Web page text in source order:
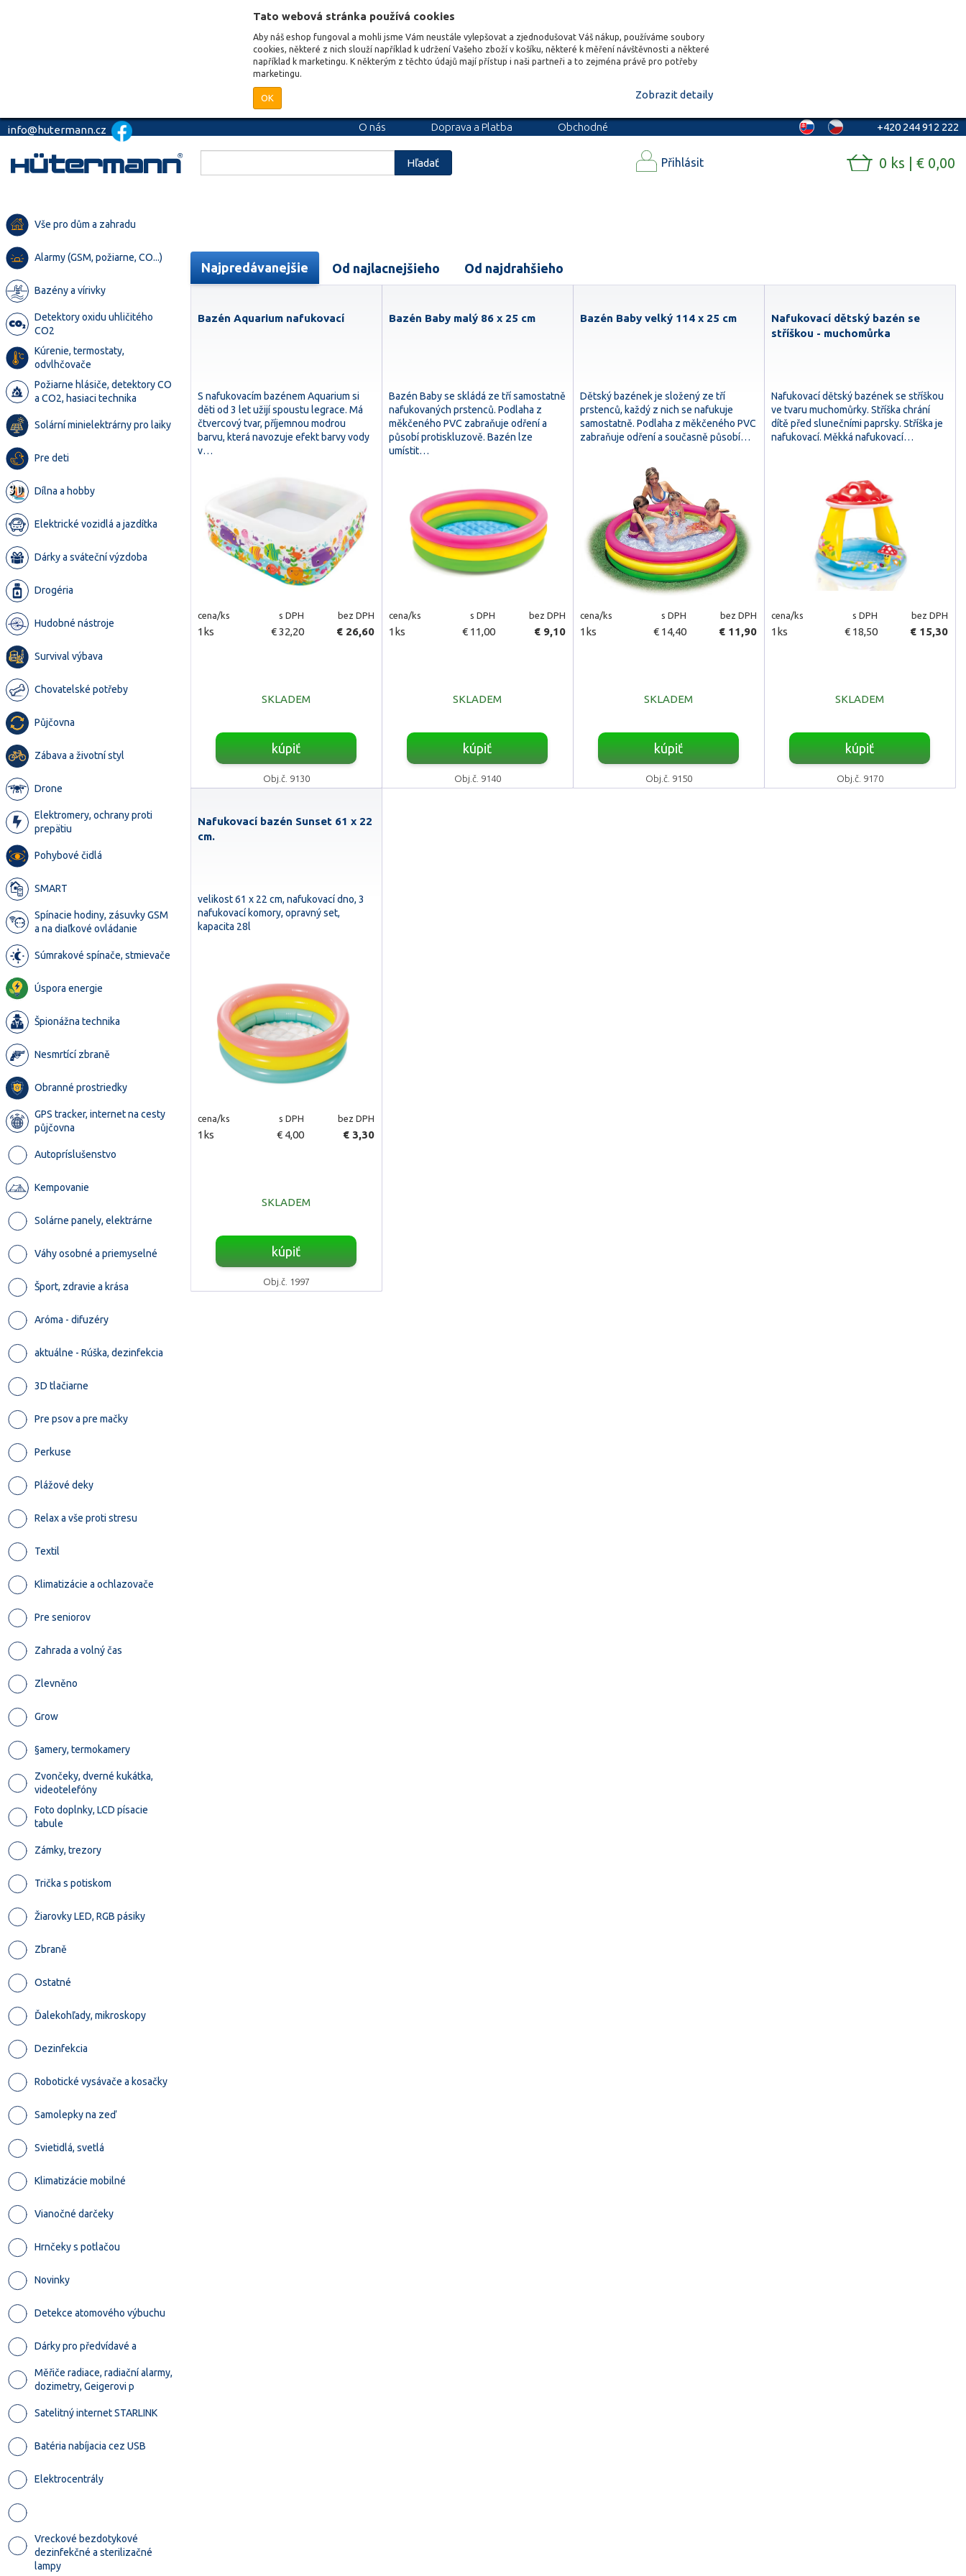
Tato webová stránka používá cookies
Aby náš eshop fungoval a mohli jsme Vám neustále vylepšovat a zjednodušovat Váš nákup, používáme soubory
cookies, některé z nich slouží například k udržení Vašeho zboží v košíku, některé k měření návštěvnosti a některé
například k marketingu. K některým z těchto údajů mají přístup i naši partneři a to zejména právě pro potřeby
marketingu.
OK Zobrazit detaily
info@hutermann.cz O nás Doprava a Platba
Obchodné
+420 244 912 222
Hľadať Přihlásit 0 ks | € 0,00
Vše pro dům a zahradu
Alarmy (GSM, požiarne, CO...)
Bazény a vírivky
Detektory oxidu uhličitého
CO2
Kúrenie, termostaty,
odvlhčovače
Požiarne hlásiče, detektory CO
a CO2, hasiaci technika
Solární minielektrárny pro laiky
Pre deti
Dílna a hobby
Elektrické vozidlá a jazdítka
Dárky a sváteční výzdoba
Drogéria
Hudobné nástroje
Survival výbava
Chovatelské potřeby
Půjčovna
Zábava a životní styl
Drone
Elektromery, ochrany proti
prepätiu
Pohybové čidlá
SMART
Spínacie hodiny, zásuvky GSM
a na diaľkové ovládanie
Súmrakové spínače, stmievače
Úspora energie
Špionážna technika
Nesmrtící zbraně
Obranné prostriedky
GPS tracker, internet na cesty
půjčovna
Autopríslušenstvo
Kempovanie
Solárne panely, elektrárne
Váhy osobné a priemyselné
Šport, zdravie a krása
Aróma - difuzéry
aktuálne - Rúška, dezinfekcia
3D tlačiarne
Pre psov a pre mačky
Perkuse
Plážové deky
Relax a vše proti stresu
Textil
Klimatizácie a ochlazovače
Pre seniorov
Zahrada a volný čas
Zlevněno
Grow
§amery, termokamery
Zvončeky, dverné kukátka,
videotelefóny
Foto doplnky, LCD písacie
tabule
Zámky, trezory
Trička s potiskom
Žiarovky LED, RGB pásiky
Zbraně
Ostatné
Ďalekohľady, mikroskopy
Dezinfekcia
Robotické vysávače a kosačky
Samolepky na zeď
Svietidlá, svetlá
Klimatizácie mobilné
Vianočné darčeky
Hrnčeky s potlačou
Novinky
Detekce atomového výbuchu
Dárky pro předvídavé a
Měřiče radiace, radiační alarmy,
dozimetry, Geigerovi p
Satelitný internet STARLINK
Batéria nabíjacia cez USB
Elektrocentrály
Vreckové bezdotykové
dezinfekčné a sterilizačné
lampy
Najpredávanejšie Od najlacnejšieho Od najdrahšieho
Bazén Aquarium nafukovací
S nafukovacím bazénem Aquarium si
děti od 3 let užijí spoustu legrace. Má
čtvercový tvar, příjemnou modrou
barvu, která navozuje efekt barvy vody
v…
cena/ks s DPH bez DPH
1ks € 32,20 € 26,60
SKLADEM
kúpiť
Obj.č. 9130
Bazén Baby malý 86 x 25 cm
Bazén Baby se skládá ze tří samostatně
nafukovaných prstenců. Podlaha z
měkčeného PVC zabraňuje odření a
působí protiskluzově. Bazén lze
umístit…
cena/ks s DPH bez DPH
1ks € 11,00 € 9,10
SKLADEM
kúpiť
Obj.č. 9140
Bazén Baby velký 114 x 25 cm
Dětský bazének je složený ze tří
prstenců, každý z nich se nafukuje
samostatně. Podlaha z měkčeného PVC
zabraňuje odření a současně působí…
cena/ks s DPH bez DPH
1ks € 14,40 € 11,90
SKLADEM
kúpiť
Obj.č. 9150
Nafukovací dětský bazén se
stříškou - muchomůrka
Nafukovací dětský bazének se stříškou
ve tvaru muchomůrky. Stříška chrání
dítě před slunečními paprsky. Stříška je
nafukovací. Měkká nafukovací…
cena/ks s DPH bez DPH
1ks € 18,50 € 15,30
SKLADEM
kúpiť
Obj.č. 9170
Nafukovací bazén Sunset 61 x 22
cm.
velikost 61 x 22 cm, nafukovací dno, 3
nafukovací komory, opravný set,
kapacita 28l
cena/ks s DPH bez DPH
1ks € 4,00 € 3,30
SKLADEM
kúpiť
Obj.č. 1997